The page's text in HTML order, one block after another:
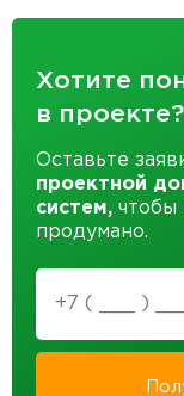
Хотите
в проекте?
Оставьте
проектной
систем, чтобы
продумано.